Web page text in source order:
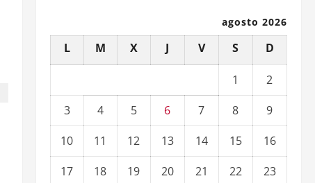
agosto 2026
L M X J V S D
1
2
3
4 5 6 7 8
9
10
11 12 13 14 15
16
17
18 19 20 21 22
23